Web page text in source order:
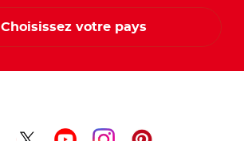
Choisissez votre pays